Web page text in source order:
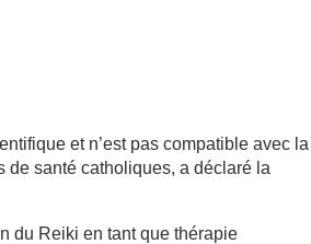
et n’est pas compatible avec la
de santé catholiques, a déclaré la
du Reiki en tant que thérapie